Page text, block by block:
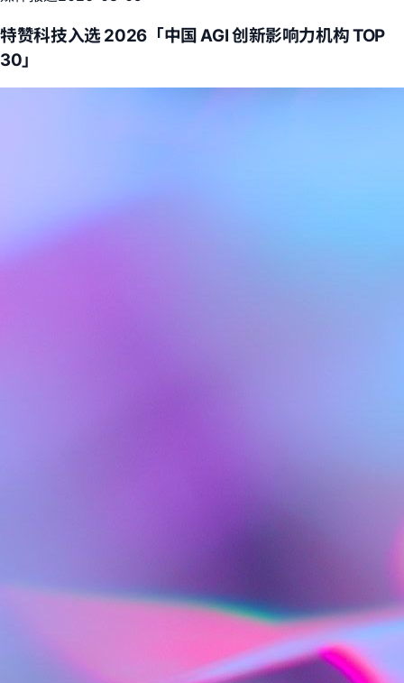
特赞科技入选 2026「中国 AGI 创新影响力机构 TOP
30」